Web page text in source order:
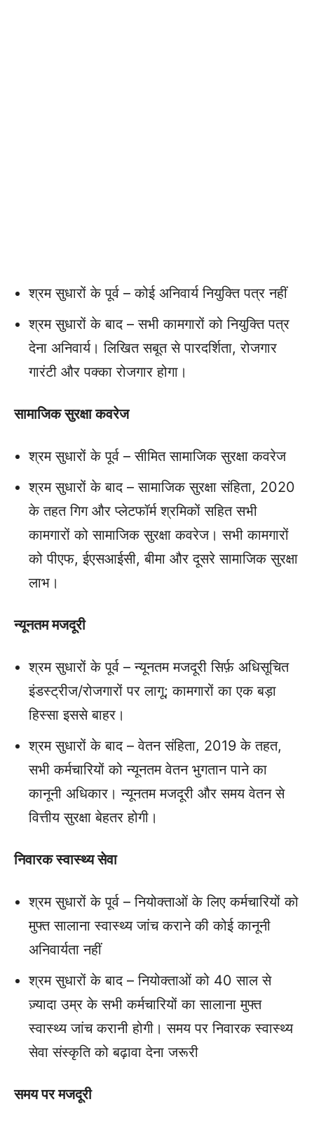
श्रम सुधारों के पूर्व – कोई अनिवार्य नियुक्ति पत्र नहीं
श्रम सुधारों के बाद – सभी कामगारों को नियुक्ति पत्र
देना अनिवार्य। लिखित सबूत से पारदर्शिता, रोजगार
गारंटी और पक्का रोजगार होगा।
सामाजिक सुरक्षा कवरेज
श्रम सुधारों के पूर्व – सीमित सामाजिक सुरक्षा कवरेज
श्रम सुधारों के बाद – सामाजिक सुरक्षा संहिता, 2020
के तहत गिग और प्लेटफॉर्म श्रमिकों सहित सभी
कामगारों को सामाजिक सुरक्षा कवरेज। सभी कामगारों
को पीएफ, ईएसआईसी, बीमा और दूसरे सामाजिक सुरक्षा
लाभ।
न्यूनतम मजदूरी
श्रम सुधारों के पूर्व – न्यूनतम मजदूरी सिर्फ़ अधिसूचित
इंडस्ट्रीज/रोजगारों पर लागू; कामगारों का एक बड़ा
हिस्सा इससे बाहर।
श्रम सुधारों के बाद – वेतन संहिता, 2019 के तहत,
सभी कर्मचारियों को न्यूनतम वेतन भुगतान पाने का
कानूनी अधिकार। न्यूनतम मजदूरी और समय वेतन से
वित्तीय सुरक्षा बेहतर होगी।
निवारक स्वास्थ्य सेवा
श्रम सुधारों के पूर्व – नियोक्ताओं के लिए कर्मचारियों को
मुफ्त सालाना स्वास्थ्य जांच कराने की कोई कानूनी
अनिवार्यता नहीं
श्रम सुधारों के बाद – नियोक्ताओं को 40 साल से
ज़्यादा उम्र के सभी कर्मचारियों का सालाना मुफ्त
स्वास्थ्य जांच करानी होगी। समय पर निवारक स्वास्थ्य
सेवा संस्कृति को बढ़ावा देना जरूरी
समय पर मजदूरी